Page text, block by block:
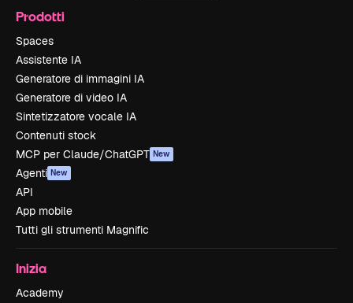
Prodotti
Spaces
Assistente IA
Generatore di immagini IA
Generatore di video IA
Sintetizzatore vocale IA
Contenuti stock
MCP per Claude/ChatGPT New
Agenti New
API
App mobile
Tutti gli strumenti Magnific
Inizia
Academy